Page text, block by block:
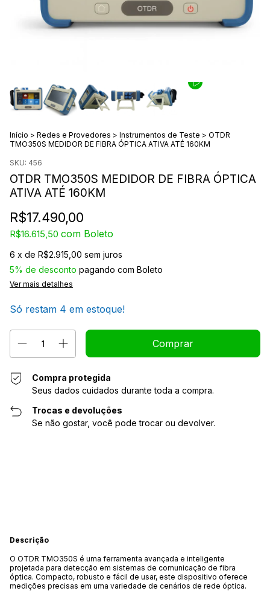
Início > Redes e Provedores > Instrumentos de Teste > OTDR
TMO350S MEDIDOR DE FIBRA ÓPTICA ATIVA ATÉ 160KM
SKU: 456
OTDR TMO350S MEDIDOR DE FIBRA ÓPTICA
ATIVA ATÉ 160KM
R$17.490,00
R$16.615,50 com Boleto
6 x de R$2.915,00 sem juros
5% de desconto pagando com Boleto
Ver mais detalhes
Só restam 4 em estoque!
Compra protegida
Seus dados cuidados durante toda a compra.
Trocas e devoluções
Se não gostar, você pode trocar ou devolver.
Descrição
O OTDR TMO350S é uma ferramenta avançada e inteligente
projetada para detecção em sistemas de comunicação de fibra
óptica. Compacto, robusto e fácil de usar, este dispositivo oferece
medições precisas em uma variedade de cenários de rede óptica.